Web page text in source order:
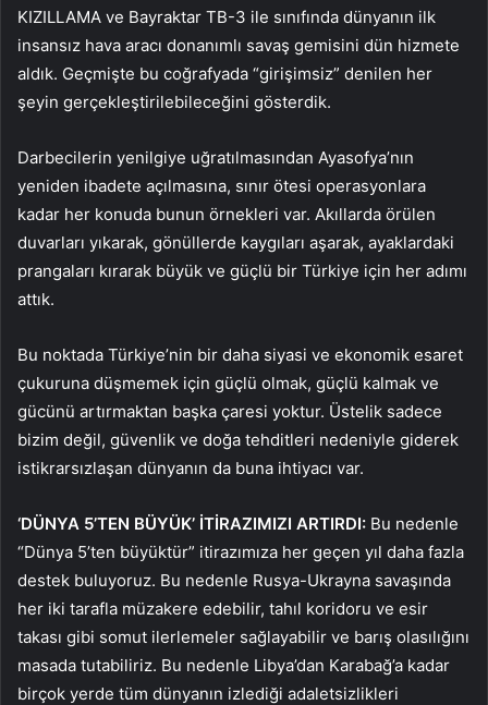
KIZILLAMA ve Bayraktar TB-3 ile sınıfında dünyanın ilk
insansız hava aracı donanımlı savaş gemisini dün hizmete
aldık. Geçmişte bu coğrafyada “girişimsiz” denilen her
şeyin gerçekleştirilebileceğini gösterdik.
Darbecilerin yenilgiye uğratılmasından Ayasofya’nın
yeniden ibadete açılmasına, sınır ötesi operasyonlara
kadar her konuda bunun örnekleri var. Akıllarda örülen
duvarları yıkarak, gönüllerde kaygıları aşarak, ayaklardaki
prangaları kırarak büyük ve güçlü bir Türkiye için her adımı
attık.
Bu noktada Türkiye’nin bir daha siyasi ve ekonomik esaret
çukuruna düşmemek için güçlü olmak, güçlü kalmak ve
gücünü artırmaktan başka çaresi yoktur. Üstelik sadece
bizim değil, güvenlik ve doğa tehditleri nedeniyle giderek
istikrarsızlaşan dünyanın da buna ihtiyacı var.
‘DÜNYA 5’TEN BÜYÜK’ İTİRAZIMIZI ARTIRDI: Bu nedenle
“Dünya 5’ten büyüktür” itirazımıza her geçen yıl daha fazla
destek buluyoruz. Bu nedenle Rusya-Ukrayna savaşında
her iki tarafla müzakere edebilir, tahıl koridoru ve esir
takası gibi somut ilerlemeler sağlayabilir ve barış olasılığını
masada tutabiliriz. Bu nedenle Libya’dan Karabağ’a kadar
birçok yerde tüm dünyanın izlediği adaletsizlikleri